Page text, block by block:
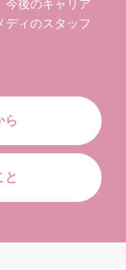
今後のキャリア
ディのスタッフ
ら
と